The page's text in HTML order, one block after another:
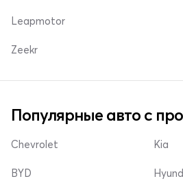
Leapmotor
Zeekr
Популярные авто с
Chevrolet
BYD
Kia